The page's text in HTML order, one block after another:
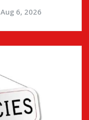
Aug 6, 2026